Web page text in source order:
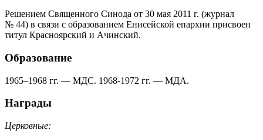
Решением Священного Синода от 30 мая 2011 г. (журнал
№ 44) в связи с образованием Енисейской епархии присвоен
титул Красноярский и Ачинский.
Образование
1965–1968 гг. — МДС. 1968-1972 гг. — МДА.
Награды
Церковные: